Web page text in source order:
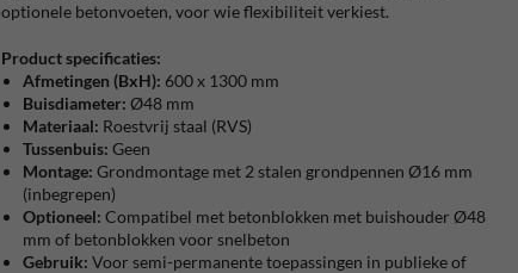
optionele betonvoeten, voor wie flexibiliteit verkiest.
Product specificaties:
Afmetingen (BxH): 600 x 1300 mm
Buisdiameter: Ø48 mm
Materiaal: Roestvrij staal (RVS)
Tussenbuis: Geen
Montage: Grondmontage met 2 stalen grondpennen Ø16 mm
(inbegrepen)
Optioneel: Compatibel met betonblokken met buishouder Ø48
mm of betonblokken voor snelbeton
Gebruik: Voor semi-permanente toepassingen in publieke of